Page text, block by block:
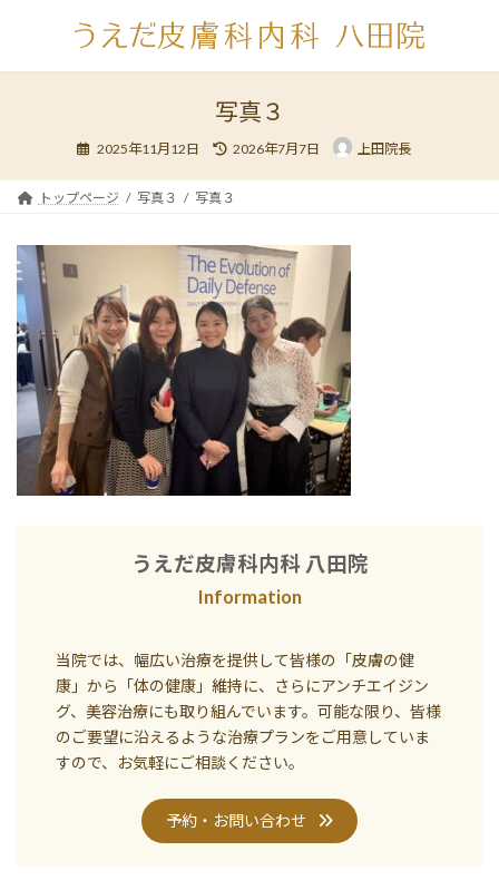
ン
ー
写真３
2025年11月12日
終
新
2026年7月7日 上田院長
トップページ 写真３ 写真３
うえだ皮膚科内科 八田院
Information
当院では、幅広い治療を提供して皆様の「皮膚の健
康」から「体の健康」維持に、さらにアンチエイジン
グ、美容治療にも取り組んでいます。可能な限り、皆様
のご要望に沿えるような治療プランをご用意していま
すので、お気軽にご相談ください。
予約・お問い合わせ